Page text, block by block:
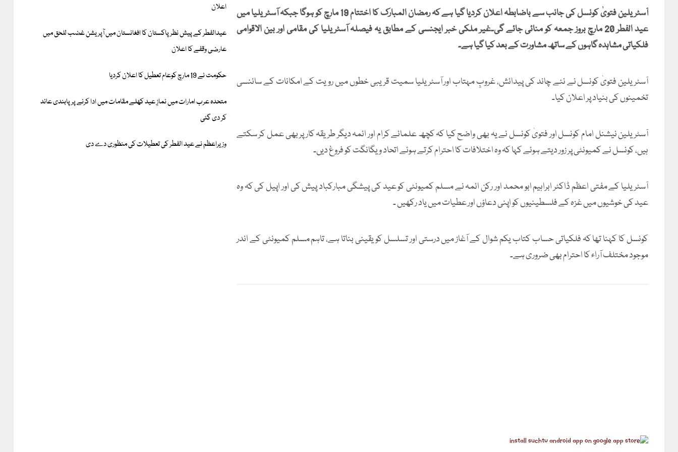
آسٹریلین فتویٰ کونسل کی جانب سے باضابطہ اعلان کردیا گیا ہے کہ رمضان المبارک کا اختتام 19 مارچ کو ہوگا جبکہ آسٹریلیا میں
عید الفطر 20 مارچ بروز جمعہ کو منائی جائے گی۔غیر ملکی خبر ایجنسی کے مطابق یہ فیصلہ آسٹریلیا کی مقامی اور بین الاقوامی
فلکیاتی مشاہدہ گاہوں کے ساتھ مشاورت کے بعد کیا گیا ہے۔
آسٹریلین فتویٰ کونسل نے نئے چاند کی پیدائش، غروبِ مہتاب اور آسٹریلیا سمیت قریبی خطوں میں رویت کے امکانات کے سائنسی
تخمینوں کی بنیاد پر اعلان کیا۔
آسٹریلین نیشنل امام کونسل اور فتویٰ کونسل نے یہ بھی واضح کیا کہ کچھ علمائے کرام اور ائمہ دیگر طریقہ کار پر بھی عمل کر سکتے
ہیں، کونسل نے کمیونٹی پر زور دیتے ہوئے کہا کہ وہ اختلافات کا احترام کرتے ہوئے اتحاد و یگانگت کو فروغ دیں۔
آسٹریلیا کے مفتی اعظم ڈاکٹر ابراہیم ابو محمد اور رکن ائمہ نے مسلم کمیونٹی کو عید کی پیشگی مبارکباد پیش کی اور اپیل کی کہ وہ
عید کی خوشیوں میں غزہ کے فلسطینیوں کو اپنی دعاؤں اور عطیات میں یاد رکھیں ۔
کونسل کا کہنا تھا کہ فلکیاتی حساب کتاب یکم شوال کے آغاز میں درستی اور تسلسل کو یقینی بناتا ہے، تاہم مسلم کمیونٹی کے اندر
موجود مختلف آراء کا احترام بھی ضروری ہے۔
اعلان
عیدالفطر کے پیش نظر پاکستان کا افغانستان میں آپریشن غضب للحق میں
عارضی وقفے کا اعلان
حکومت نے 19 مارچ کوعام تعطیل کا اعلان کردیا
متحدہ عرب امارات میں نمازِ عید کھلے مقامات میں ادا کرنے پر پابندی عائد
کر دی گئی
وزیراعظم نے عید الفطر کی تعطیلات کی منظوری دے دی